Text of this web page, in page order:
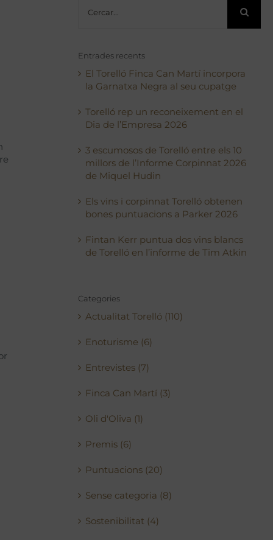
Entrades recents
El Torelló Finca Can Martí incorpora
la Garnatxa Negra al seu cupatge
Torelló rep un reconeixement en el
Dia de l’Empresa 2026
3 escumosos de Torelló entre els 10
millors de l’Informe Corpinnat 2026
de Miquel Hudin
Els vins i corpinnat Torelló obtenen
bones puntuacions a Parker 2026
Fintan Kerr puntua dos vins blancs
de Torelló en l’informe de Tim Atkin
Categories
Actualitat Torelló (110)
Enoturisme (6)
Entrevistes (7)
Finca Can Martí (3)
Oli d'Oliva (1)
Premis (6)
Puntuacions (20)
Sense categoria (8)
Sostenibilitat (4)